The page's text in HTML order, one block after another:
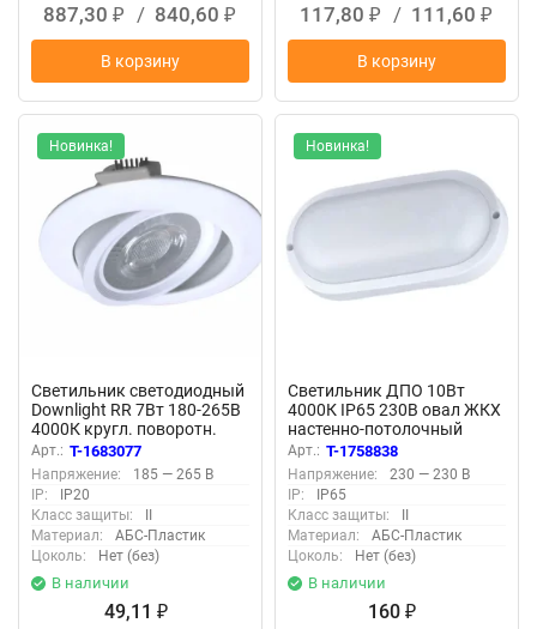
887,30 ₽ / 840,60 ₽
В корзину
117,80 ₽ / 111,60 ₽
В корзину
Новинка!
Светильник светодиодный
Downlight RR 7Вт 180-265В
4000К кругл. поворотн.
панель бел. КОСМОС
KDownRR7W4000K
Арт.: T-1683077
Напряжение:
185 — 265 В
IP:
IP20
Класс защиты:
Материал:
АБС-Пластик
Цоколь:
Нет (без)
В наличии
49,11 ₽
Новинка!
Светильник ДПО 10Вт
4000К IP65 230В овал ЖКХ
настенно-потолочный
КОСМОС
KOC_DPO10WO1.4K
Арт.: T-1758838
Напряжение:
230 — 230 В
IP:
IP65
Класс защиты:
Материал:
АБС-Пластик
Цоколь:
Нет (без)
В наличии
160 ₽